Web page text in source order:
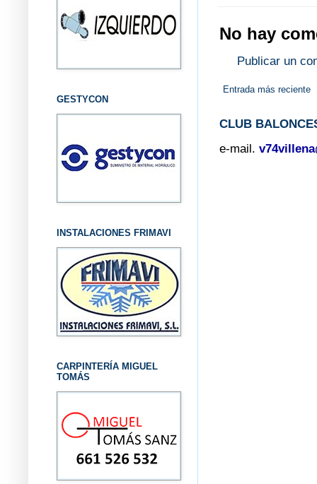
No hay
Publicar un
Entrada más reciente
CLUB
e-mail.
GESTYCON
INSTALACIONES FRIMAVI
CARPINTERÍA MIGUEL
TOMÁS